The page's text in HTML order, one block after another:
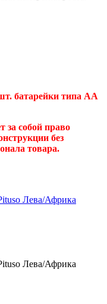
батарейки типа АА
за собой право
без
товара.
Лева/Африка
Лева/Африка